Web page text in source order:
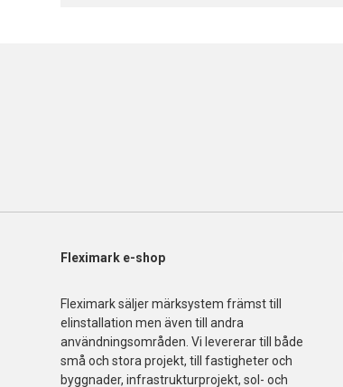
Fleximark e-shop
Fleximark säljer märksystem främst till
elinstallation men även till andra
användningsområden. Vi levererar till både
små och stora projekt, till fastigheter och
byggnader, infrastrukturprojekt, sol- och